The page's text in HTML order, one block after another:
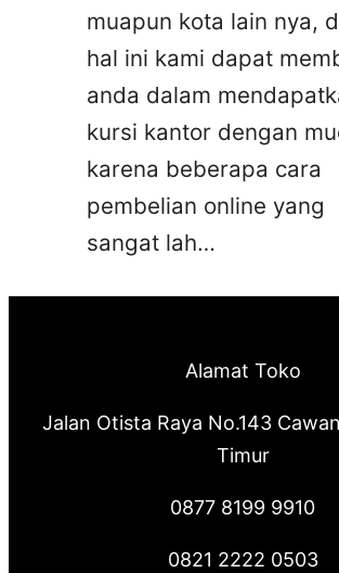
muapun kota lain nya,
hal ini kami dapat
anda dalam
kursi kantor dengan
karena beberapa cara
pembelian online yang
sangat lah…
Alamat Toko
Jalan Otista Raya No.143
Timur
0877 8199 9910
0821 2222 0503